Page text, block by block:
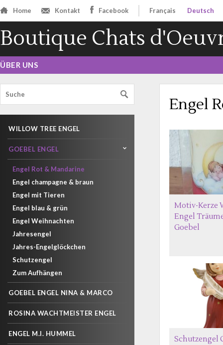
Home Kontakt Facebook Français Deutsch
Boutique Chats
ÜBER UNS
WILLOW TREE ENGEL
GOEBEL ENGEL
Engel Rot & Mandarine
Engel champagne & braun
Engel mit Tieren
Engel blau & grün
Engel Weihnachten
Jahresengel
Jahres-Engelglöckchen
Schutzengel
Zum Aufhängen
GOEBEL ENGEL NINA & MARCO
ROSINA WACHTMEISTER ENGEL
ENGEL M.I. HUMMEL
Engel
Motiv-Kerze
Engel
Goebel
Schutzengel